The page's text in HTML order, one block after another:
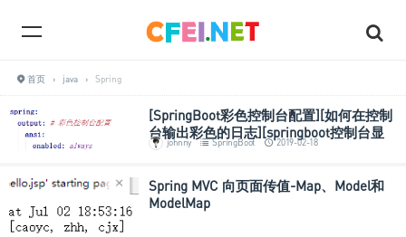
首页 › java › Spring
[SpringBoot彩色控制台配置][如何在控制
台输出彩色的日志][springboot控制台显
示带颜色]
johnny SpringBoot 2019-02-18
Spring MVC 向页面传值-Map、Model和
ModelMap